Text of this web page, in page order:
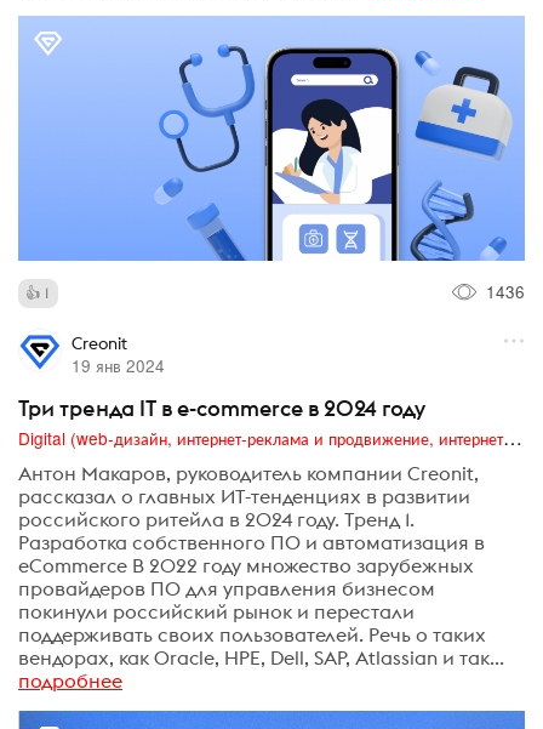
1 1436
Creonit
19 янв 2024
Три тренда IT в e-commerce в 2024 году
Digital (web-дизайн, интернет-реклама и продвижение, интернет-сообщества и блоги, интернет-коммуникации, мобильный маркетинг, реклама на цифровых экранах)
Антон Макаров, руководитель компании Creonit,
рассказал о главных ИТ-тенденциях в развитии
российского ритейла в 2024 году. Тренд 1.
Разработка собственного ПО и автоматизация в
eCommerce В 2022 году множество зарубежных
провайдеров ПО для управления бизнесом
покинули российский рынок и перестали
поддерживать своих пользователей. Речь о таких
вендорах, как Oracle, HPE, Dell, SAP, Atlassian и так...
подробнее